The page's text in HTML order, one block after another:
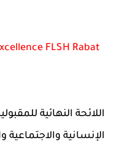
FLSH Rabat
اللائحة النهائية
الإنسانية